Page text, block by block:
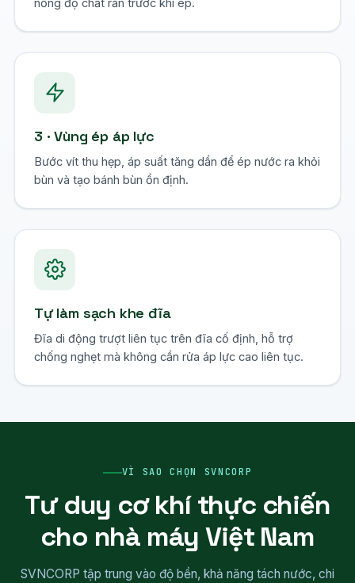
3 · Vùng ép áp lực
Bước vít thu hẹp, áp suất tăng dần để ép nước ra khỏi
bùn và tạo bánh bùn ổn định.
Tự làm sạch khe đĩa
Đĩa di động trượt liên tục trên đĩa cố định, hỗ trợ
chống nghẹt mà không cần rửa áp lực cao liên tục.
VÌ SAO CHỌN SVNCORP
Tư duy cơ khí thực chiến
cho nhà máy Việt Nam
SVNCORP tập trung vào độ bền, khả năng tách nước, chi